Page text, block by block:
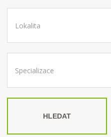
HLEDAT